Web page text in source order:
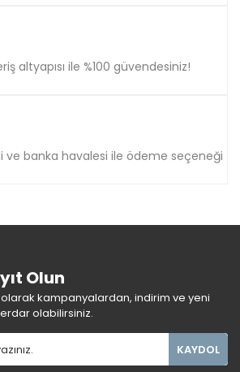
altyapısı ile %100 güvendesiniz!
ve banka havalesi ile ödeme seçeneği
Olun
kampanyalardan, indirim ve yeni
olabilirsiniz.
KAYDOL